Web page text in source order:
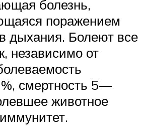
болезнь,
поражением
дыхания. Болеют все
независимо от
%, смертность 5—
животное